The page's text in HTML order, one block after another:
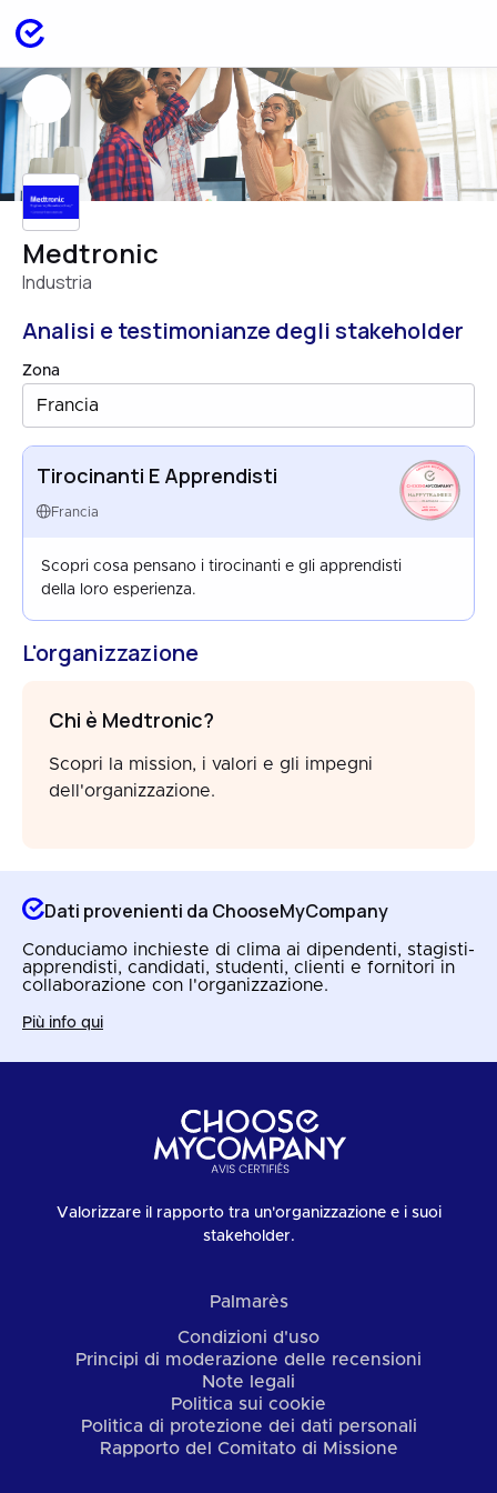
Medtronic
Industria
Analisi e testimonianze degli stakeholder
Zona
Francia
Tirocinanti E Apprendisti
Francia
HAPPYTRAINEES
FRANCE
AUG 2025
Scopri cosa pensano i tirocinanti e gli apprendisti
della loro esperienza.
L'organizzazione
Chi è Medtronic?
Scopri la mission, i valori e gli impegni
dell'organizzazione.
Dati provenienti da ChooseMyCompany
Conduciamo inchieste di clima ai dipendenti, stagisti-
apprendisti, candidati, studenti, clienti e fornitori in
collaborazione con l'organizzazione.
Più info qui
Valorizzare il rapporto tra un'organizzazione e i suoi
stakeholder.
Palmarès
Condizioni d'uso
Principi di moderazione delle recensioni
Note legali
Politica sui cookie
Politica di protezione dei dati personali
Rapporto del Comitato di Missione